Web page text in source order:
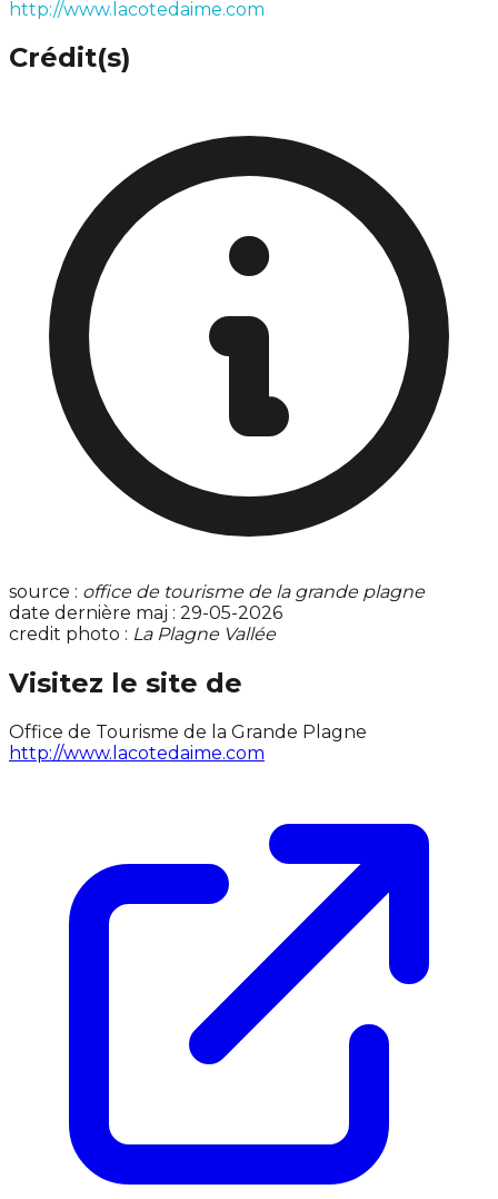
http://www.lacotedaime.com
Crédit(s)
source : office de tourisme de la grande plagne
date dernière maj : 29-05-2026
credit photo : La Plagne Vallée
Visitez le site de
Office de Tourisme de la Grande Plagne
http://www.lacotedaime.com